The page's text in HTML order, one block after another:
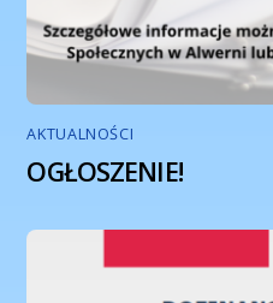
AKTUALNOŚCI
OGŁOSZENIE!